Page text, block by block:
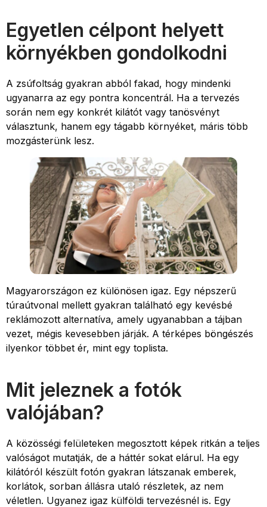
Egyetlen célpont helyett
környékben gondolkodni
A zsúfoltság gyakran abból fakad, hogy mindenki
ugyanarra az egy pontra koncentrál. Ha a tervezés
során nem egy konkrét kilátót vagy tanösvényt
választunk, hanem egy tágabb környéket, máris több
mozgásterünk lesz.
Magyarországon ez különösen igaz. Egy népszerű
túraútvonal mellett gyakran található egy kevésbé
reklámozott alternatíva, amely ugyanabban a tájban
vezet, mégis kevesebben járják. A térképes böngészés
ilyenkor többet ér, mint egy toplista.
Mit jeleznek a fotók
valójában?
A közösségi felületeken megosztott képek ritkán a teljes
valóságot mutatják, de a háttér sokat elárul. Ha egy
kilátóról készült fotón gyakran látszanak emberek,
korlátok, sorban állásra utaló részletek, az nem
véletlen. Ugyanez igaz külföldi tervezésnél is. Egy